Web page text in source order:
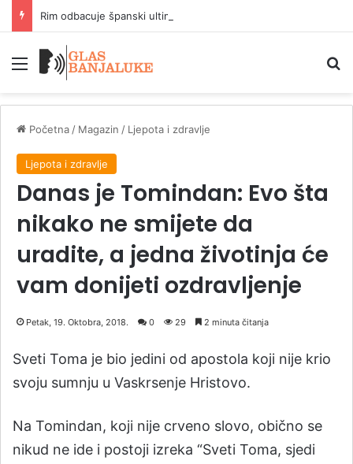
Rim odbacuje španski ultimatum zbog kontrola na granici
Meni
Početna / Magazin / Ljepota i zdravlje
Ljepota i zdravlje
Danas je Tomindan: Evo šta
nikako ne smijete da
uradite, a jedna životinja će
vam donijeti ozdravljenje
Petak, 19. Oktobra, 2018. 0 29 2 minuta čitanja
Sveti Toma je bio jedini od apostola koji nije krio
svoju sumnju u Vaskrsenje Hristovo.
Na Tomindan, koji nije crveno slovo, obično se
nikud ne ide i postoji izreka “Sveti Toma, sjedi